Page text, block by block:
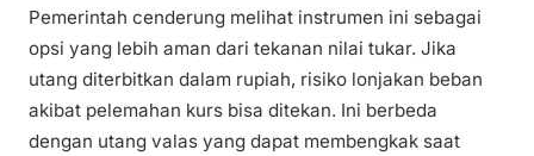
Pemerintah cenderung melihat instrumen ini sebagai
opsi yang lebih aman dari tekanan nilai tukar. Jika
utang diterbitkan dalam rupiah, risiko lonjakan beban
akibat pelemahan kurs bisa ditekan. Ini berbeda
dengan utang valas yang dapat membengkak saat